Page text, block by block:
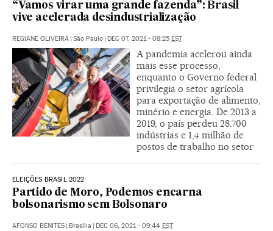
“Vamos virar uma grande fazenda”: Brasil
vive acelerada desindustrialização
REGIANE OLIVEIRA São Paulo DEC 07, 2021 - 08:25 EST
A pandemia acelerou ainda
mais esse processo,
enquanto o Governo federal
privilegia o setor agrícola
para exportação de alimento,
minério e energia. De 2013 a
2019, o país perdeu 28.700
indústrias e 1,4 milhão de
postos de trabalho no setor
ELEIÇÕES BRASIL 2022
Partido de Moro, Podemos encarna
bolsonarismo sem Bolsonaro
AFONSO BENITES Brasília DEC 06, 2021 - 09:44 EST